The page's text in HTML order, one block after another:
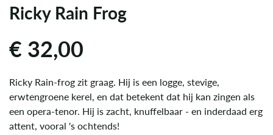
Ricky Rain Frog
€32,00
Ricky Rain-frog zit graag. Hij is een logge, stevige,
erwtengroene kerel, en dat betekent dat hij kan zingen als
een opera-tenor. Hij is zacht, knuffelbaar - en inderdaad erg
attent, vooral 's ochtends!